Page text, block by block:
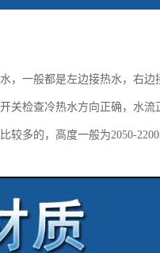
，一般都是左边接热水，右
检查冷热水方向正确，水流
多的，高度一般为2050-